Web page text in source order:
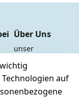
auf
Über Uns
unser
YouTube-
Kanal
unsere